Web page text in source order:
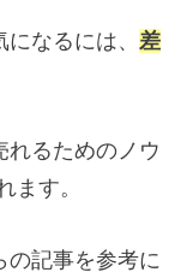
なるには、 差
れるためのノウ
ます。
の記事を参考に